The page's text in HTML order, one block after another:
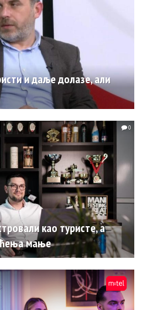
и даље долазе, али
као туристе, а
мање
0